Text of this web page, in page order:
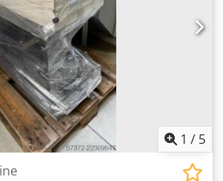
1 / 5